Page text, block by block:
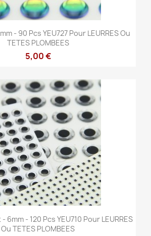
- 90 Pcs YEU727 Pour LEURRES Ou
TETES PLOMBEES
5,00 €
6mm - 120 Pcs YEU710 Pour LEURRES
Ou TETES PLOMBEES